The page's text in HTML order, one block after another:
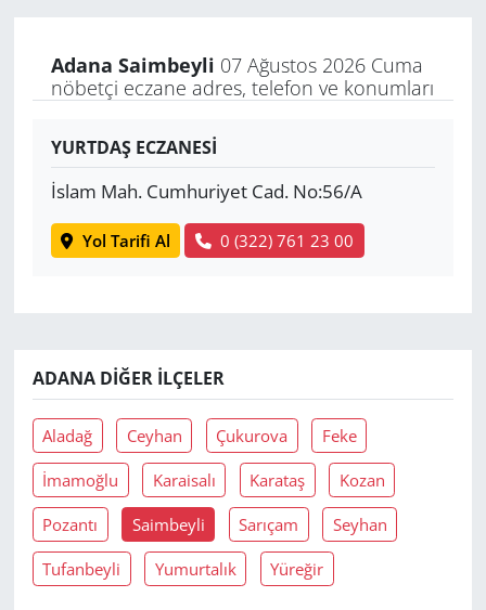
Adana Saimbeyli 07 Ağustos 2026 Cuma
nöbetçi eczane adres, telefon ve konumları
YURTDAŞ ECZANESİ
İslam Mah. Cumhuriyet Cad. No:56/A
Yol Tarifi Al 0 (322) 761 23 00
ADANA DIĞER İLÇELER
Aladağ Ceyhan Çukurova Feke
İmamoğlu Karaisalı Karataş Kozan
Pozantı Saimbeyli Sarıçam Seyhan
Tufanbeyli Yumurtalık Yüreğir
SPOR
Yerel